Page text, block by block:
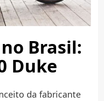
Brasil:
Duke
da fabricante